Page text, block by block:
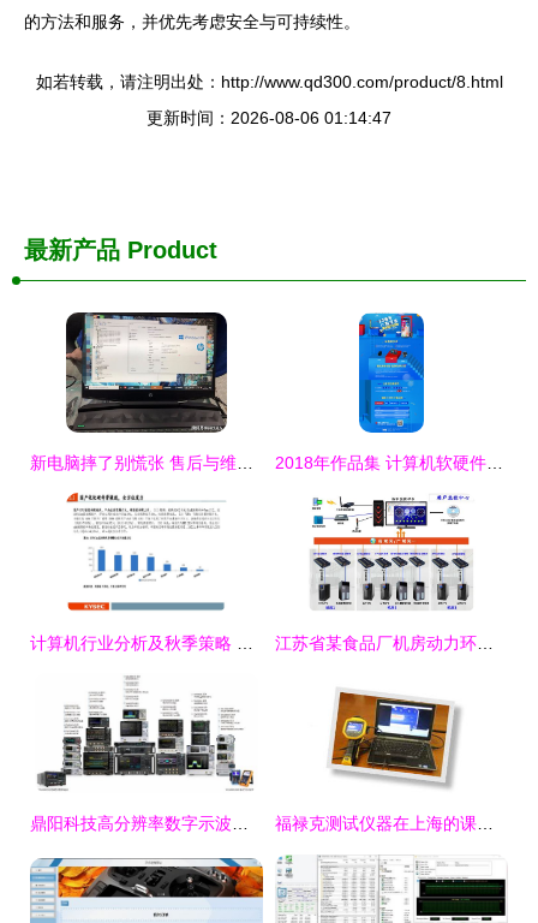
的方法和服务，并优先考虑安全与可持续性。
如若转载，请注明出处：http://www.qd300.com/product/8.html
更新时间：2026-08-06 01:14:47
最新产品 Product